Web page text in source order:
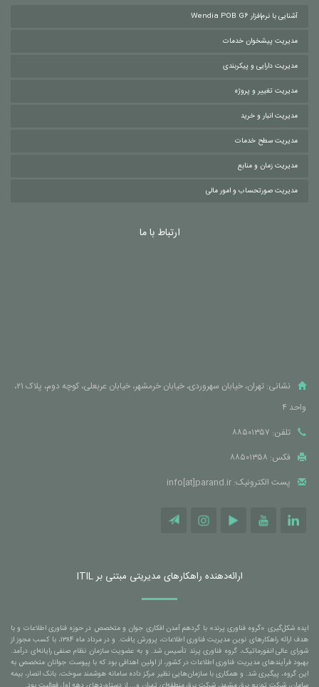
آشنایی با نرم‌افزار Wendia POB G6
مدیریت پیشخوان خدمات
مدیریت دارایی و پیکربندی
مدیریت تغییر و پروژه
مدیریت انبار و خرید
مدیریت سطح خدمات
مدیریت زمان و منابع
مدیریت صورتحساب و امور مالی
ارتباط با ما
نشانی: تهران، خیابان سهروردی، خیابان خرمشهر، خیابان عربعلی، کوچه دوم، پلاک ۲۱،
واحد ۴
تلفن: ۸۸۵۰۱۳۵۷
فکس: ۸۸۵۰۱۳۵۸
پست الکترونیک: info[at]parand.ir
ارائه‌دهنده راهکارهای مدیریتی مبتنی بر ITIL
ایده شکل‌گیری «گروه فناوری پرند» با گردهم آمدن افکاری جوان و متخصص در حوزه فناوری اطلاعات و با
هدف ارائه راهکارهای نوین مدیریت فناوری اطلاعات، پرورش یافت. و در مرداد ماه ۱۳۸۴، با کسب مجوز از
شورای عالی انفورماتیک، گروه فناوری پرند تأسیس شد. و به عضویت سازمان نظام صنفی رایانه‌ای درآمد.
بهبود فرآیندهای مدیریت فناوری اطلاعات در کشور، از اولین اهدافی بود که با پیوست جوانان متخصص به
این گروه، پیگیری شد. و همکاری با سازمان‌هایی نظیر مرکز داده سامانه هوشمند سوخت، بانک انصار، بیمه